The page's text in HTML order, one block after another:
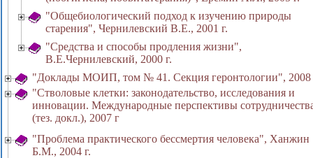
"Общебиологический подход к изучению природы
старения", Чернилевский В.Е., 2001 г.
"Средства и способы продления жизни",
В.Е.Чернилевский, 2000 г.
"Доклады МОИП, том № 41. Секция геронтологии", 2008
"Стволовые клетки: законодательство, исследования и
инновации. Международные перспективы
(тез. докл.), 2007 г
"Проблема практического бессмертия человека", Ханжин
Б.М., 2004 г.